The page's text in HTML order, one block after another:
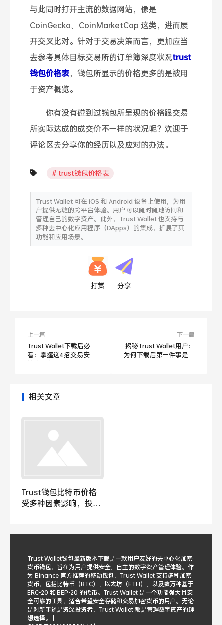
与此同时打开主流的数据网站，像是
CoinGecko、CoinMarketCap 这类，进而展
开交叉比对。针对于交易决策而言，更加应当
去参考具体目标交易所的订单簿深度状况trust
钱包价格表，钱包所显示的价格更多的是被用
于资产概览。
你有没有碰到过钱包所呈现的价格跟交易
所实际达成的成交价不一样的状况呢？欢迎于
评论区去分享你的经历以及应对的办法。
trust钱包价格表
Trust Wallet 可在 iOS 和 Android 设备上使用，为用
户提供无缝的跨平台体验。用户可以随时随地访问和
管理自己的数字资产。此外，Trust Wallet 也支持与
多种去中心化应用程序（DApps）的集成，扩展了其
功能和应用场景。
打赏 分享
上一篇
Trust Wallet下载后必
看：掌握这4招交易安全
策略，资产无忧
下一篇
揭秘Trust Wallet用户：
为何下载后第一件事是备
份助记词？
相关文章
Trust钱包比特币价格
受多种因素影响，投资
Trust Wallet钱包最新版本下载是一款用户友好的去中心化加密
货币钱包，旨在为用户提供安全、自主的数字资产管理体验。作
为 Binance 官方推荐的移动钱包，Trust Wallet 支持多种加密
货币，包括比特币（BTC）、以太坊（ETH）、以及数万种基于
ERC-20 和 BEP-20 的代币。Trust Wallet 是一个功能强大且安
全可靠的工具，适合希望安全存储和交易加密货币的用户。无论
是对新手还是资深投资者，Trust Wallet 都是管理数字资产的理
想选择。 |